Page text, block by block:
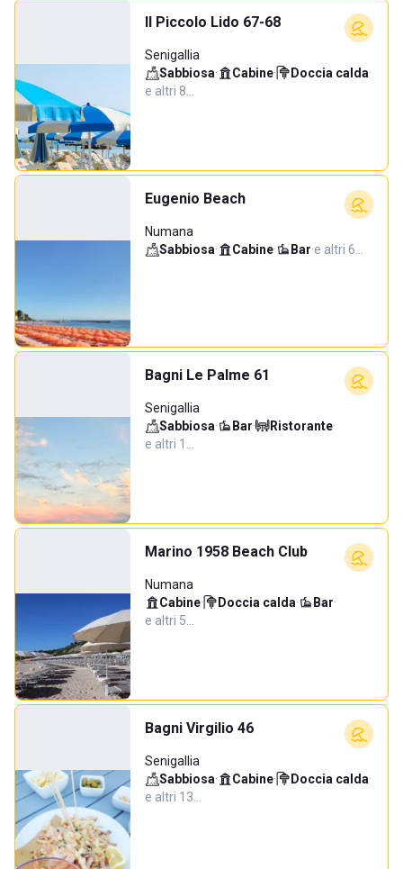
Il Piccolo Lido 67-68
Senigallia
Sabbiosa· Cabine· Doccia calda·
e altri 8…
Eugenio Beach
Numana
Sabbiosa· Cabine· Bar·e altri 6…
Bagni Le Palme 61
Senigallia
Sabbiosa· Bar· Ristorante·
e altri 1…
Marino 1958 Beach Club
Numana
Cabine· Doccia calda· Bar·
e altri 5…
Bagni Virgilio 46
Senigallia
Sabbiosa· Cabine· Doccia calda·
e altri 13…